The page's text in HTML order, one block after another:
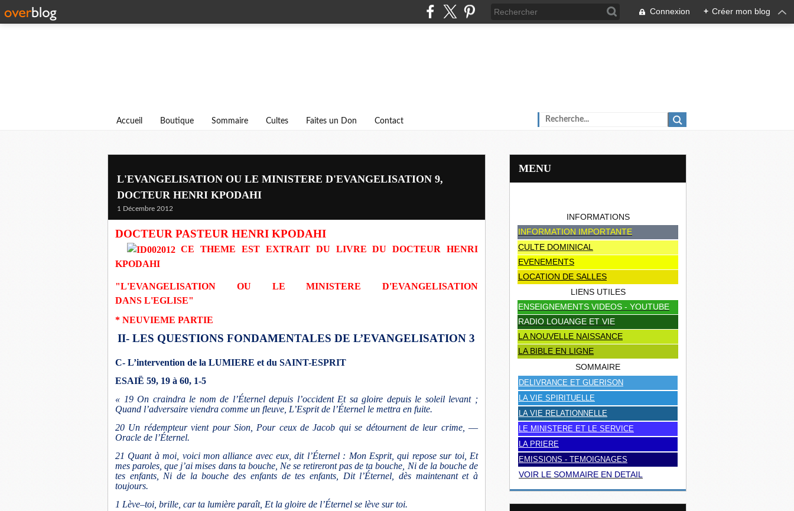
Connexion + Créer mon blog
Accueil Boutique Sommaire Cultes Faites un Don Contact
L'EVANGELISATION OU LE MINISTERE D'EVANGELISATION 9,
DOCTEUR HENRI KPODAHI
1 Décembre 2012
DOCTEUR PASTEUR HENRI KPODAHI
CE THEME EST EXTRAIT DU LIVRE DU DOCTEUR HENRI
KPODAHI
"L'EVANGELISATION OU LE MINISTERE D'EVANGELISATION
DANS L'EGLISE"
* NEUVIEME PARTIE
II- LES QUESTIONS FONDAMENTALES DE L’EVANGELISATION 3
C- L’intervention de la LUMIERE et du SAINT-ESPRIT
ESAIË 59, 19 à 60, 1-5
« 19 On craindra le nom de l’Éternel depuis l’occident Et sa gloire depuis le soleil levant ;
Quand l’adversaire viendra comme un fleuve, L’Esprit de l’Éternel le mettra en fuite.
20 Un rédempteur vient pour Sion, Pour ceux de Jacob qui se détournent de leur crime, ––
Oracle de l’Éternel.
21 Quant à moi, voici mon alliance avec eux, dit l’Éternel : Mon Esprit, qui repose sur toi, Et
mes paroles, que j’ai mises dans ta bouche, Ne se retireront pas de ta bouche, Ni de la bouche de
tes enfants, Ni de la bouche des enfants de tes enfants, Dit l’Éternel, dès maintenant et à
toujours.
1 Lève–toi, brille, car ta lumière paraît, Et la gloire de l’Éternel se lève sur toi.
MENU
INFORMATIONS
INFORMATION IMPORTANTE
CULTE DOMINICAL
EVENEMENTS
LOCATION DE SALLES
LIENS UTILES
ENSEIGNEMENTS VIDEOS - YOUTUBE
RADIO LOUANGE ET VIE
LA NOUVELLE NAISSANCE
LA BIBLE EN LIGNE
SOMMAIRE
DELIVRANCE ET GUERISON
LA VIE SPIRITUELLE
LA VIE RELATIONNELLE
LE MINISTERE ET LE SERVICE
LA PRIERE
EMISSIONS - TEMOIGNAGES
VOIR LE SOMMAIRE EN DETAIL